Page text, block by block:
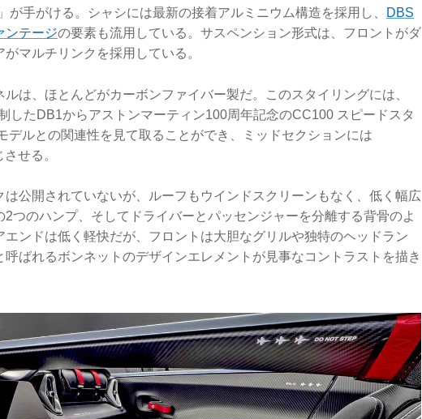
が手がける。シャシには最新の接着アルミニウム構造を採用し、
DBS
ンテージの要素も流用している。サスペンション形式は、フロントがダ
マルチリンクを採用している。
は、ほとんどがカーボンファイバー製だ。このスタイリングには、
したDB1からアストンマーティン100周年記念のCC100 スピードスタ
デルとの関連性を見て取ることができ、ミッドセクションには
せる。
は公開されていないが、ルーフもウインドスクリーンもなく、低く幅広
つのハンプ、そしてドライバーとパッセンジャーを分離する背骨のよ
エンドは低く軽快だが、フロントは大胆なグリルや独特のヘッドラン
ばれるボンネットのデザインエレメントが見事なコントラストを描き